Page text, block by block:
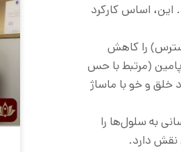
این، اساس کارکرد
را کاهش
(مرتبط با حس
و خو با ماساژ
به سلول‌ها را
نقش دارد.